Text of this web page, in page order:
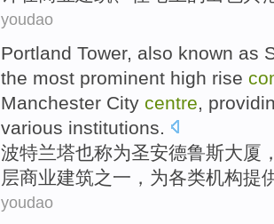
youdao
Portland Tower, also known as
the most prominent high rise
Manchester City centre
various institutions
波特兰塔也称为圣安德鲁斯大厦
层商业建筑之一 ， 为各类机构提
youdao